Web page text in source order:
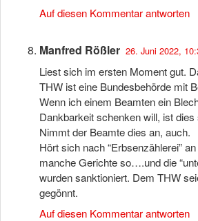
Auf diesen Kommentar antworten
Manfred Rößler 26. Juni 2022,
Liest sich im ersten Moment gut.
THW ist eine Bundesbehörde mit
Wenn ich einem Beamten ein
Dankbarkeit schenken will, ist dies
Nimmt der Beamte dies an, auch.
Hört sich nach “Erbsenzählerei”
manche Gerichte so….und die
wurden sanktioniert. Dem THW
gegönnt.
Auf diesen Kommentar antworten